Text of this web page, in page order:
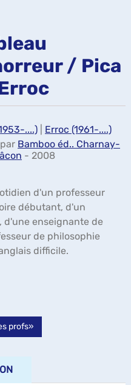
/ Pica
....)
Erroc (1961-....)
Bamboo éd.. Charnay-
- 2008
d'un professeur
débutant, d'un
d'une enseignante de
de philosophie
difficile.
profs»